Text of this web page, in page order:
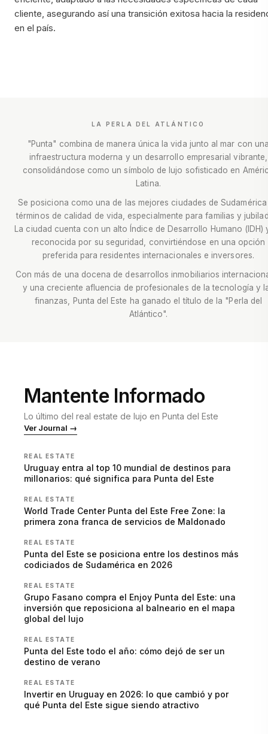
cliente, asegurando así una transición exitosa hacia la
en el país.
LA PERLA DEL ATLÁNTICO
"Punta" combina de manera única la vida junto al mar con
infraestructura moderna y un desarrollo empresarial vibrante,
consolidándose como un símbolo de lujo sofisticado en
Latina.
Se posiciona como una de las mejores ciudades de
términos de calidad de vida, especialmente para familias y
La ciudad cuenta con un alto Índice de Desarrollo Humano (IDH)
reconocida por su seguridad, convirtiéndose en una opción
preferida para residentes internacionales e inversores.
Con más de una docena de desarrollos inmobiliarios
y una creciente afluencia de profesionales de la tecnología y
finanzas, Punta del Este ha ganado el título de la "Perla del
Atlántico".
Mantente Informado
Lo último del real estate de lujo en Punta del Este
Ver Journal →
REAL ESTATE
Uruguay entra al top 10 mundial de destinos para
millonarios: qué significa para Punta del Este
REAL ESTATE
World Trade Center Punta del Este Free Zone: la
primera zona franca de servicios de Maldonado
REAL ESTATE
Punta del Este se posiciona entre los destinos más
codiciados de Sudamérica en 2026
REAL ESTATE
Grupo Fasano compra el Enjoy Punta del Este: una
inversión que reposiciona al balneario en el mapa
global del lujo
REAL ESTATE
Punta del Este todo el año: cómo dejó de ser un
destino de verano
REAL ESTATE
Invertir en Uruguay en 2026: lo que cambió y por
qué Punta del Este sigue siendo atractivo